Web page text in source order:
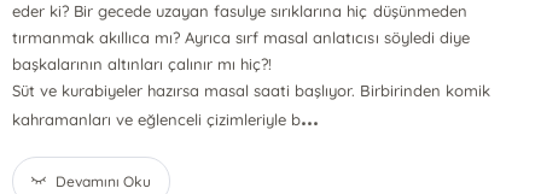
eder ki? Bir gecede uzayan fasulye sırıklarına hiç düşünmeden
tırmanmak akıllıca mı? Ayrıca sırf masal anlatıcısı söyledi diye
başkalarının altınları çalınır mı hiç?!
Süt ve kurabiyeler hazırsa masal saati başlıyor. Birbirinden komik
kahramanları ve eğlenceli çizimleriyle b...
Devamını Oku